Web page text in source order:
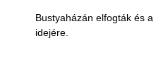
Bustyaházán elfogták és
idejére.